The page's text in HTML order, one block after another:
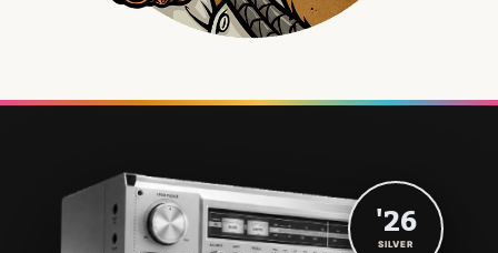
'26
SILVER